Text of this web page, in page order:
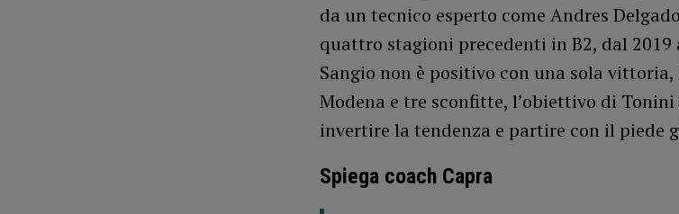
da un tecnico esperto come Andres
quattro stagioni precedenti in B2, dal
Sangio non è positivo con una sola
Modena e tre sconfitte, l’obiettivo di
invertire la tendenza e partire con il piede
Spiega coach Capra